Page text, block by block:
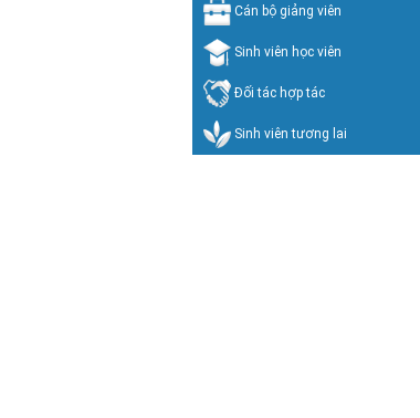
Cán bộ giảng viên
Sinh viên học viên
Đối tác hợp tác
Sinh viên tương lai